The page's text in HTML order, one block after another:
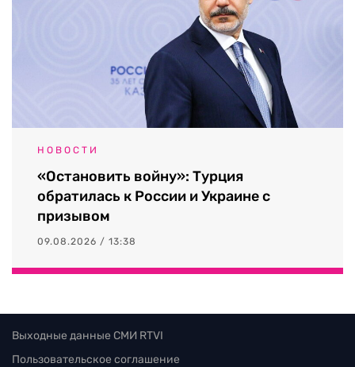
НОВОСТИ
«Остановить войну»: Турция
обратилась к России и Украине с
призывом
09.08.2026 / 13:38
Выходные данные СМИ RTVI
Пользовательское соглашение